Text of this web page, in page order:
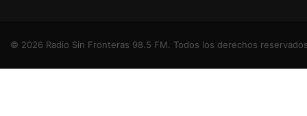
© 2026 Radio Sin Fronteras 98.5 FM. Todos los derechos